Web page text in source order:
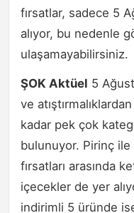
fırsatlar, sadece 5
alıyor, bu nedenle
ulaşamayabilirsiniz.
ŞOK Aktüel 5
ve
kadar pek çok
bulunuyor. Pirinç ile
fırsatları arasında
içecekler de yer
indirimli 5 üründe